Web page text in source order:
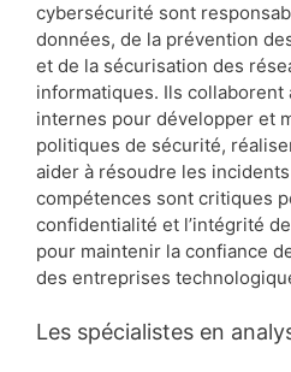
cybersécurité sont
données, de la prévention
et de la sécurisation des
informatiques. Ils collaborent
internes pour développer et
politiques de sécurité,
aider à résoudre les
compétences sont critiques
confidentialité et l’intégrité
pour maintenir la confiance
des entreprises
Les spécialistes en